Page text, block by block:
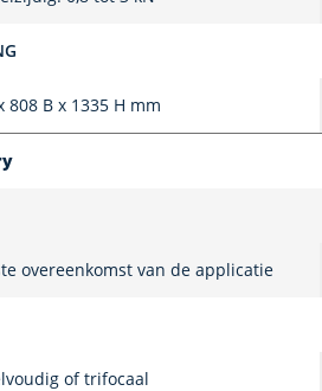
808 B x 1335 H mm
overeenkomst van de applicatie
of trifocaal